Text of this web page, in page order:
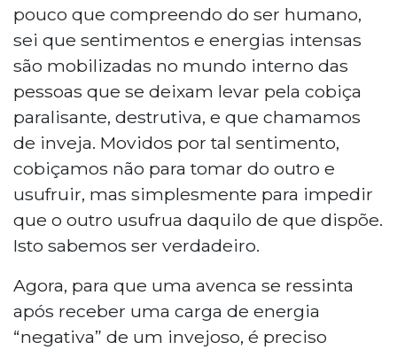
pouco que compreendo do ser humano,
sei que sentimentos e energias intensas
são mobilizadas no mundo interno das
pessoas que se deixam levar pela cobiça
paralisante, destrutiva, e que chamamos
de inveja. Movidos por tal sentimento,
cobiçamos não para tomar do outro e
usufruir, mas simplesmente para impedir
que o outro usufrua daquilo de que dispõe.
Isto sabemos ser verdadeiro.
Agora, para que uma avenca se ressinta
após receber uma carga de energia
“negativa” de um invejoso, é preciso